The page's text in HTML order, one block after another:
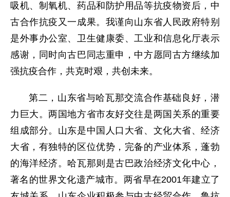
吸机、制氧机、药品和防护用品等抗疫物资后，中
古合作抗疫又一成果。我谨向山东省人民政府特别
是外事办公室、卫生健康委、工业和信息化厅表示
感谢，同时向古巴同志重申，中方愿同古方继续加
强抗疫合作，共克时艰，共创未来。
第二，山东省与哈瓦那交流合作基础良好，潜
力巨大。两国地方省市友好交往是两国关系的重要
组成部分。山东是中国人口大省、文化大省、经济
大省，有独特的区位优势，完备的产业体系，蓬勃
的海洋经济。哈瓦那则是古巴政治经济文化中心，
著名的世界文化遗产城市。两省早在2001年建立了